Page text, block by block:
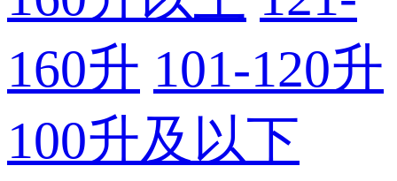
160升 101-120升
100升及以下